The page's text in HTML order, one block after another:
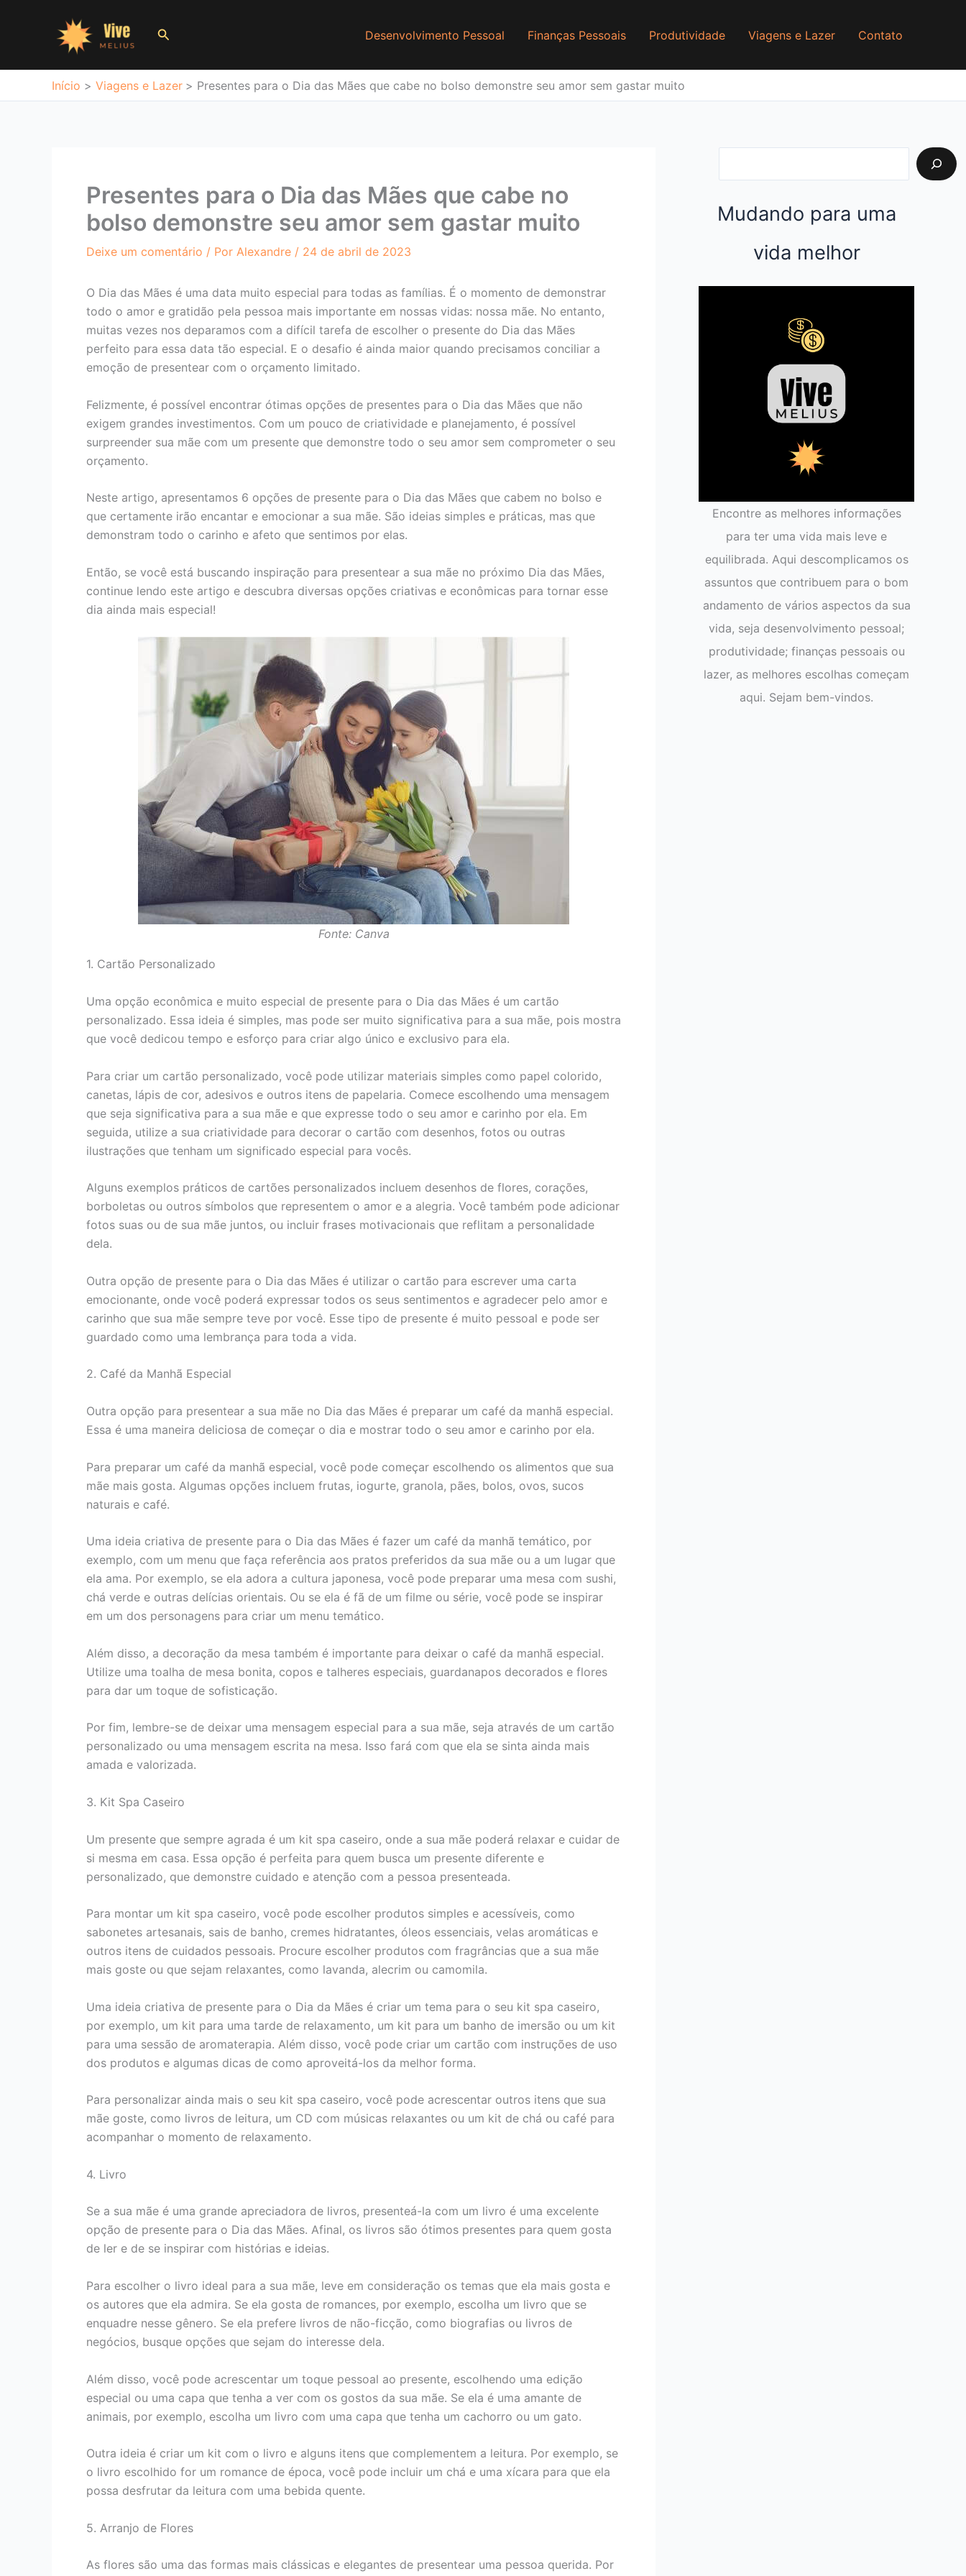
Pesquisar Desenvolvimento Pessoal Finanças Pessoais Produtividade Viagens e Lazer Contato
Início Viagens e Lazer Presentes para o Dia das Mães que cabe no bolso demonstre seu amor sem gastar muito
Presentes para o Dia das Mães que cabe no
bolso demonstre seu amor sem gastar muito
Deixe um comentário / Por Alexandre / 24 de abril de 2023
O Dia das Mães é uma data muito especial para todas as famílias. É o momento de demonstrar
todo o amor e gratidão pela pessoa mais importante em nossas vidas: nossa mãe. No entanto,
muitas vezes nos deparamos com a difícil tarefa de escolher o presente do Dia das Mães
perfeito para essa data tão especial. E o desafio é ainda maior quando precisamos conciliar a
emoção de presentear com o orçamento limitado.
Felizmente, é possível encontrar ótimas opções de presentes para o Dia das Mães que não
exigem grandes investimentos. Com um pouco de criatividade e planejamento, é possível
surpreender sua mãe com um presente que demonstre todo o seu amor sem comprometer o seu
orçamento.
Neste artigo, apresentamos 6 opções de presente para o Dia das Mães que cabem no bolso e
que certamente irão encantar e emocionar a sua mãe. São ideias simples e práticas, mas que
demonstram todo o carinho e afeto que sentimos por elas.
Então, se você está buscando inspiração para presentear a sua mãe no próximo Dia das Mães,
continue lendo este artigo e descubra diversas opções criativas e econômicas para tornar esse
dia ainda mais especial!
Fonte: Canva
1. Cartão Personalizado
Uma opção econômica e muito especial de presente para o Dia das Mães é um cartão
personalizado. Essa ideia é simples, mas pode ser muito significativa para a sua mãe, pois mostra
que você dedicou tempo e esforço para criar algo único e exclusivo para ela.
Para criar um cartão personalizado, você pode utilizar materiais simples como papel colorido,
canetas, lápis de cor, adesivos e outros itens de papelaria. Comece escolhendo uma mensagem
que seja significativa para a sua mãe e que expresse todo o seu amor e carinho por ela. Em
seguida, utilize a sua criatividade para decorar o cartão com desenhos, fotos ou outras
ilustrações que tenham um significado especial para vocês.
Alguns exemplos práticos de cartões personalizados incluem desenhos de flores, corações,
borboletas ou outros símbolos que representem o amor e a alegria. Você também pode adicionar
fotos suas ou de sua mãe juntos, ou incluir frases motivacionais que reflitam a personalidade
dela.
Outra opção de presente para o Dia das Mães é utilizar o cartão para escrever uma carta
emocionante, onde você poderá expressar todos os seus sentimentos e agradecer pelo amor e
carinho que sua mãe sempre teve por você. Esse tipo de presente é muito pessoal e pode ser
guardado como uma lembrança para toda a vida.
2. Café da Manhã Especial
Outra opção para presentear a sua mãe no Dia das Mães é preparar um café da manhã especial.
Essa é uma maneira deliciosa de começar o dia e mostrar todo o seu amor e carinho por ela.
Para preparar um café da manhã especial, você pode começar escolhendo os alimentos que sua
mãe mais gosta. Algumas opções incluem frutas, iogurte, granola, pães, bolos, ovos, sucos
naturais e café.
Uma ideia criativa de presente para o Dia das Mães é fazer um café da manhã temático, por
exemplo, com um menu que faça referência aos pratos preferidos da sua mãe ou a um lugar que
ela ama. Por exemplo, se ela adora a cultura japonesa, você pode preparar uma mesa com sushi,
chá verde e outras delícias orientais. Ou se ela é fã de um filme ou série, você pode se inspirar
em um dos personagens para criar um menu temático.
Além disso, a decoração da mesa também é importante para deixar o café da manhã especial.
Utilize uma toalha de mesa bonita, copos e talheres especiais, guardanapos decorados e flores
para dar um toque de sofisticação.
Por fim, lembre-se de deixar uma mensagem especial para a sua mãe, seja através de um cartão
personalizado ou uma mensagem escrita na mesa. Isso fará com que ela se sinta ainda mais
amada e valorizada.
3. Kit Spa Caseiro
Um presente que sempre agrada é um kit spa caseiro, onde a sua mãe poderá relaxar e cuidar de
si mesma em casa. Essa opção é perfeita para quem busca um presente diferente e
personalizado, que demonstre cuidado e atenção com a pessoa presenteada.
Para montar um kit spa caseiro, você pode escolher produtos simples e acessíveis, como
sabonetes artesanais, sais de banho, cremes hidratantes, óleos essenciais, velas aromáticas e
outros itens de cuidados pessoais. Procure escolher produtos com fragrâncias que a sua mãe
mais goste ou que sejam relaxantes, como lavanda, alecrim ou camomila.
Uma ideia criativa de presente para o Dia da Mães é criar um tema para o seu kit spa caseiro,
por exemplo, um kit para uma tarde de relaxamento, um kit para um banho de imersão ou um kit
para uma sessão de aromaterapia. Além disso, você pode criar um cartão com instruções de uso
dos produtos e algumas dicas de como aproveitá-los da melhor forma.
Para personalizar ainda mais o seu kit spa caseiro, você pode acrescentar outros itens que sua
mãe goste, como livros de leitura, um CD com músicas relaxantes ou um kit de chá ou café para
acompanhar o momento de relaxamento.
4. Livro
Se a sua mãe é uma grande apreciadora de livros, presenteá-la com um livro é uma excelente
opção de presente para o Dia das Mães. Afinal, os livros são ótimos presentes para quem gosta
de ler e de se inspirar com histórias e ideias.
Para escolher o livro ideal para a sua mãe, leve em consideração os temas que ela mais gosta e
os autores que ela admira. Se ela gosta de romances, por exemplo, escolha um livro que se
enquadre nesse gênero. Se ela prefere livros de não-ficção, como biografias ou livros de
negócios, busque opções que sejam do interesse dela.
Além disso, você pode acrescentar um toque pessoal ao presente, escolhendo uma edição
especial ou uma capa que tenha a ver com os gostos da sua mãe. Se ela é uma amante de
animais, por exemplo, escolha um livro com uma capa que tenha um cachorro ou um gato.
Outra ideia é criar um kit com o livro e alguns itens que complementem a leitura. Por exemplo, se
o livro escolhido for um romance de época, você pode incluir um chá e uma xícara para que ela
possa desfrutar da leitura com uma bebida quente.
5. Arranjo de Flores
As flores são uma das formas mais clássicas e elegantes de presentear uma pessoa querida. Por
e
u
s
Mudando para uma
vida melhor
Encontre as melhores informações
para ter uma vida mais leve e
equilibrada. Aqui descomplicamos os
assuntos que contribuem para o bom
andamento de vários aspectos da sua
vida, seja desenvolvimento pessoal;
produtividade; finanças pessoais ou
lazer, as melhores escolhas começam
aqui. Sejam bem-vindos.